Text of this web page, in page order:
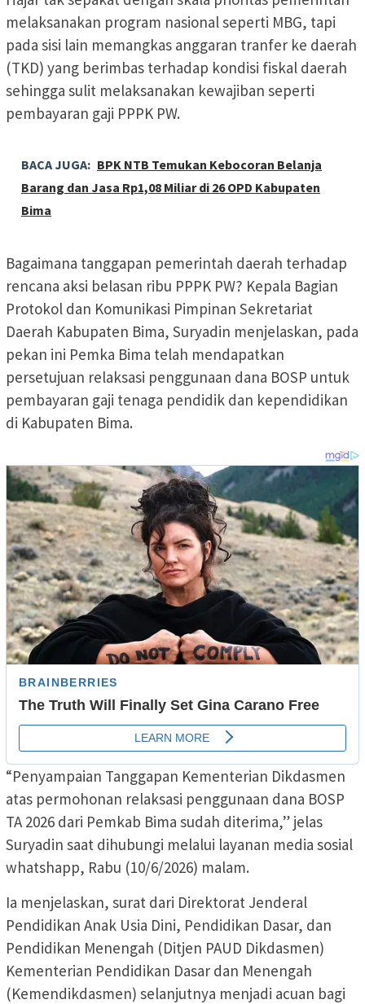
melaksanakan program nasional seperti MBG, tapi
pada sisi lain memangkas anggaran tranfer ke daerah
(TKD) yang berimbas terhadap kondisi fiskal daerah
sehingga sulit melaksanakan kewajiban seperti
pembayaran gaji PPPK PW.
BACA JUGA: BPK NTB Temukan Kebocoran Belanja
Barang dan Jasa Rp1,08 Miliar di 26 OPD Kabupaten
Bima
Bagaimana tanggapan pemerintah daerah terhadap
rencana aksi belasan ribu PPPK PW? Kepala Bagian
Protokol dan Komunikasi Pimpinan Sekretariat
Daerah Kabupaten Bima, Suryadin menjelaskan, pada
pekan ini Pemka Bima telah mendapatkan
persetujuan relaksasi penggunaan dana BOSP untuk
pembayaran gaji tenaga pendidik dan kependidikan
di Kabupaten Bima.
“Penyampaian Tanggapan Kementerian Dikdasmen
atas permohonan relaksasi penggunaan dana BOSP
TA 2026 dari Pemkab Bima sudah diterima,” jelas
Suryadin saat dihubungi melalui layanan media sosial
whatshapp, Rabu (10/6/2026) malam.
Ia menjelaskan, surat dari Direktorat Jenderal
Pendidikan Anak Usia Dini, Pendidikan Dasar, dan
Pendidikan Menengah (Ditjen PAUD Dikdasmen)
Kementerian Pendidikan Dasar dan Menengah
(Kemendikdasmen) selanjutnya menjadi acuan bagi